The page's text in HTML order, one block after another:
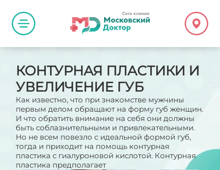
КОНТУРНАЯ ПЛАСТИКИ И
УВЕЛИЧЕНИЕ ГУБ
Как известно, что при знакомстве мужчины
первым делом обращают на форму губ женщин.
И что обратить внимание на себя они должны
быть соблазнительными и привлекательными.
Но не всем повезло с идеальной формой губ,
тогда и приходит на помощь контурная
пластика с гиалуроновой кислотой. Контурная
пластика предполагает